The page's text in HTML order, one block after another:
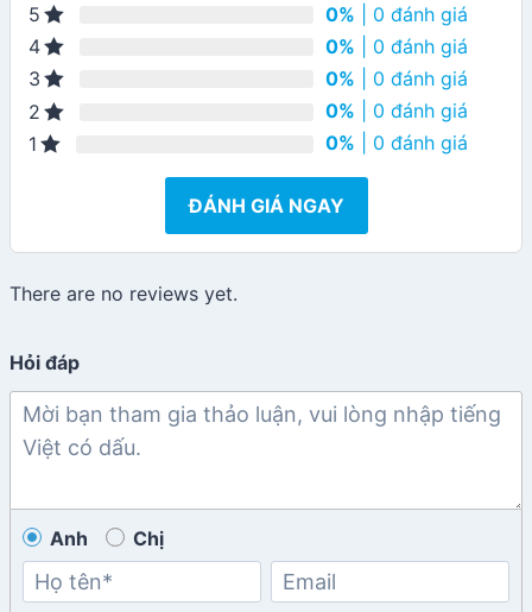
5 0% | 0 đánh giá
4
0% | 0 đánh giá
3
0% | 0 đánh giá
2
0% | 0 đánh giá
1
0% | 0 đánh giá
ĐÁNH GIÁ NGAY
There are no reviews yet.
Hỏi đáp
Anh Chị